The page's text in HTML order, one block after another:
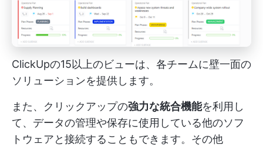
ClickUpの15以上のビューは、各チームに壁一面の
ソリューションを提供します。
また、クリックアップの強力な統合機能を利用し
て、データの管理や保存に使用している他のソフ
トウェアと接続することもできます。その他